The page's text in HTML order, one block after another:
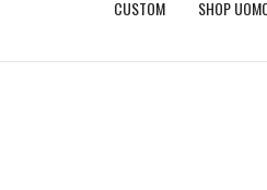
CUSTOM SHOP